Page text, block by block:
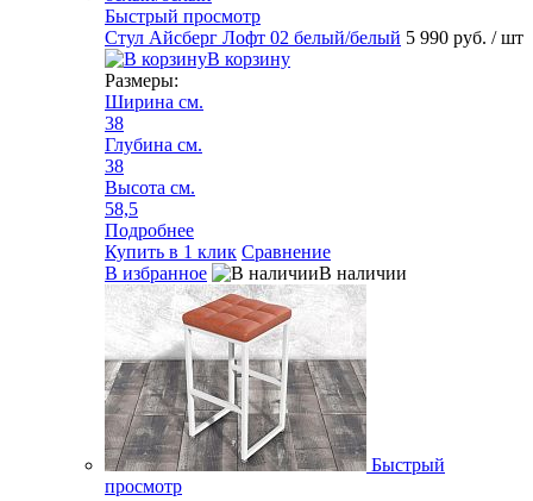
Быстрый просмотр
Стул Айсберг Лофт 02 белый/белый 5 990 руб. / шт
В корзину
Размеры:
Ширина см.
38
Глубина см.
38
Высота см.
58,5
Подробнее
Купить в 1 клик Сравнение
В избранное
В наличии
Быстрый
просмотр